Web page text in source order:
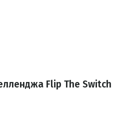
Flip The Switch